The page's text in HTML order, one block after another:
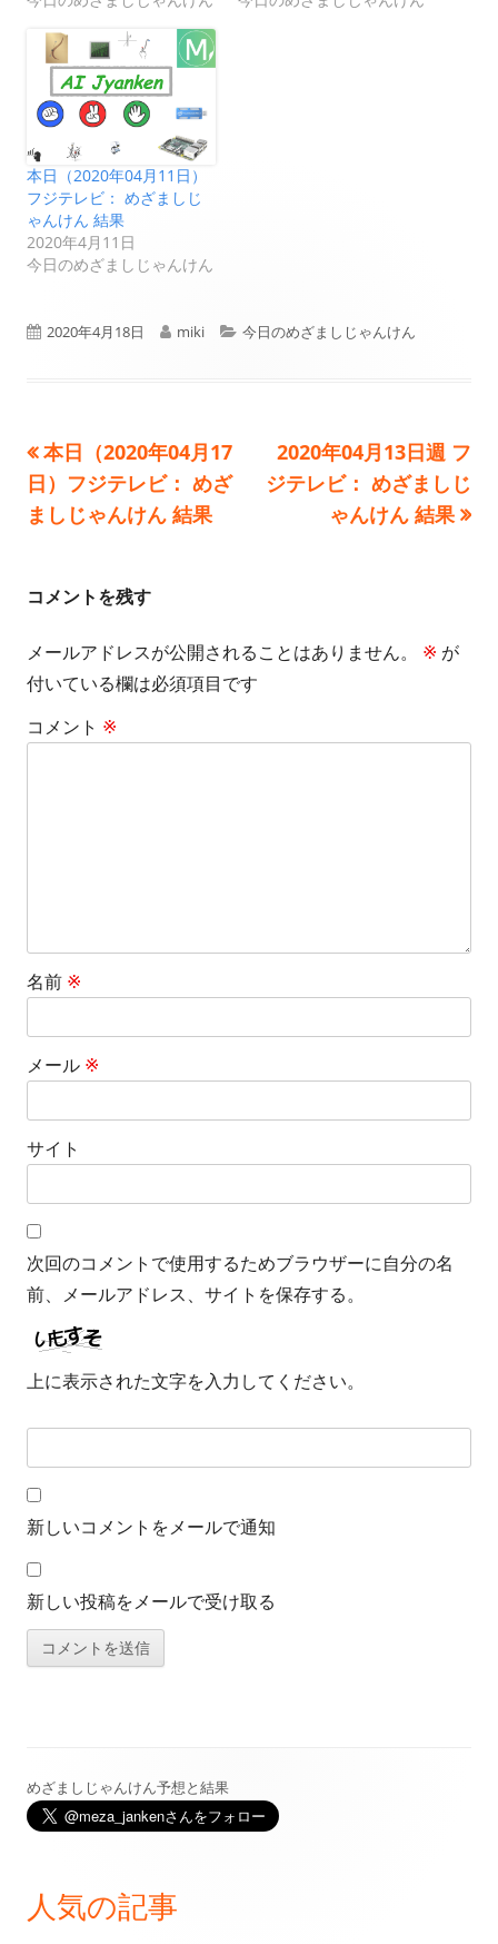
本日（2020年04月11日）
フジテレビ： めざましじ
ゃんけん 結果
2020年4月11日
今日のめざましじゃんけん
公
2020年4月18日
作
miki
カ
今日のめざましじゃんけん
投
稿
ビ
ゲ
ー
シ
前
の
記
本日（2020年04月17
日）フジテレビ： めざ
ましじゃんけん 結果
次
の
2020年04月13日週 フ
ジテレビ： めざましじ
ゃんけん 結果
コメントを残す
メールアドレスが公開されることはありません。 ※ が
付いている欄は必須項目です
コメント ※
名前 ※
メール ※
サイト
次回のコメントで使用するためブラウザーに自分の名
前、メールアドレス、サイトを保存する。
上に表示された文字を入力してください。
新しいコメントをメールで通知
新しい投稿をメールで受け取る
メ
ン
めざましじゃんけん予想と結果
人気の記事